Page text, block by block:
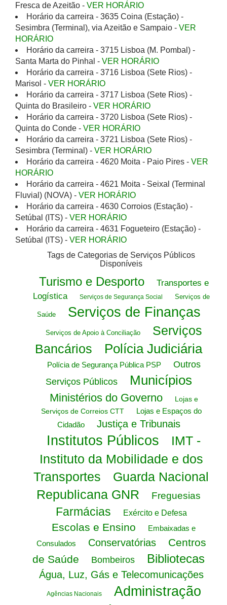
Fresca de Azeitão - VER HORÁRIO
Horário da carreira - 3635 Coina (Estação) -
Sesimbra (Terminal), via Azeitão e Sampaio - VER
HORÁRIO
Horário da carreira - 3715 Lisboa (M. Pombal) -
Santa Marta do Pinhal - VER HORÁRIO
Horário da carreira - 3716 Lisboa (Sete Rios) -
Marisol - VER HORÁRIO
Horário da carreira - 3717 Lisboa (Sete Rios) -
Quinta do Brasileiro - VER HORÁRIO
Horário da carreira - 3720 Lisboa (Sete Rios) -
Quinta do Conde - VER HORÁRIO
Horário da carreira - 3721 Lisboa (Sete Rios) -
Sesimbra (Terminal) - VER HORÁRIO
Horário da carreira - 4620 Moita - Paio Pires - VER
HORÁRIO
Horário da carreira - 4621 Moita - Seixal (Terminal
Fluvial) (NOVA) - VER HORÁRIO
Horário da carreira - 4630 Corroios (Estação) -
Setúbal (ITS) - VER HORÁRIO
Horário da carreira - 4631 Fogueteiro (Estação) -
Setúbal (ITS) - VER HORÁRIO
Tags de Categorias de Serviços Públicos
Disponíveis
Turismo e Desporto
Transportes e
Logística
Serviços de Segurança Social Serviços de
Saúde Serviços de Finanças
Serviços de Apoio à Conciliação
Serviços
Bancários
Polícia Judiciária
Polícia de Segurança Pública PSP
Outros
Serviços Públicos
Municípios
Ministérios do Governo
Lojas e
Serviços de Correios CTT
Lojas e Espaços do
Cidadão
Justiça e Tribunais
Institutos Públicos
IMT -
Instituto da Mobilidade e dos
Transportes
Guarda Nacional
Republicana GNR
Freguesias
Farmácias Exército e Defesa
Escolas e Ensino
Embaixadas e
Consulados
Conservatórias
Centros
de Saúde
Bombeiros Bibliotecas
Água, Luz, Gás e Telecomunicações
Agências Nacionais
Administração